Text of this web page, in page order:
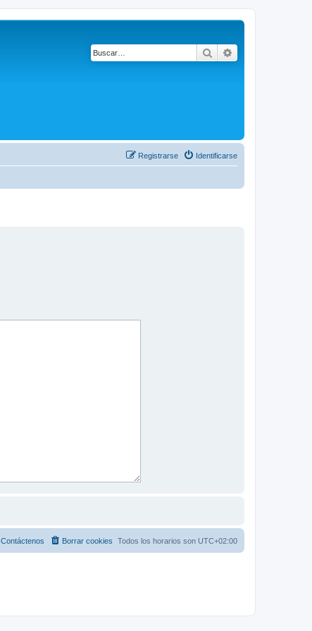
Buscar
Identificarse
Registrarse
Todos los horarios son UTC+02:00
Borrar cookies
Contáctenos